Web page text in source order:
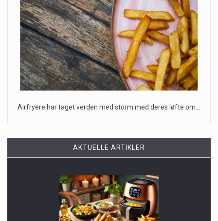
Airfryere har taget verden med storm med deres løfte om…
AKTUELLE ARTIKLER